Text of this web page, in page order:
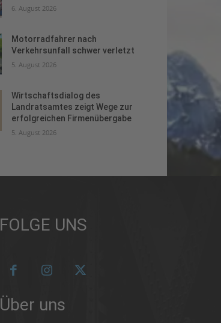
6. August 2026
Motorradfahrer nach
Verkehrsunfall schwer verletzt
5. August 2026
Wirtschaftsdialog des
Landratsamtes zeigt Wege zur
erfolgreichen Firmenübergabe
5. August 2026
FOLGE UNS
Über uns